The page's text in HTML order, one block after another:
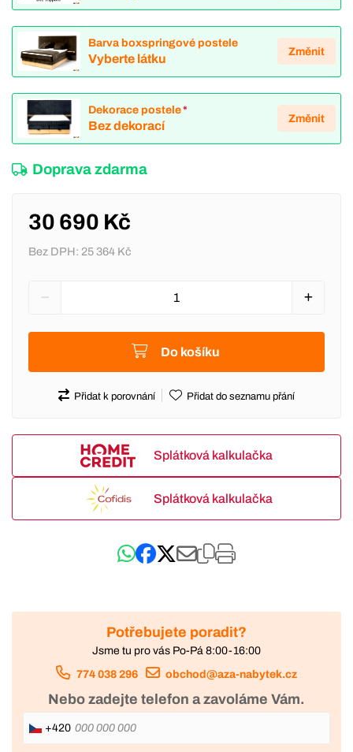
Barva boxspringové postele
Vyberte látku
Změnit
Dekorace postele*
Bez dekorací
Změnit
Doprava zdarma
30 690 Kč
Bez DPH: 25 364 Kč
Do košíku
Přidat k porovnání Přidat do seznamu přání
Splátková kalkulačka
Splátková kalkulačka
Potřebujete poradit?
Jsme tu pro vás Po-Pá 8:00-16:00
774 038 296 obchod@aza-nabytek.cz
Nebo zadejte telefon a zavoláme Vám.
+420